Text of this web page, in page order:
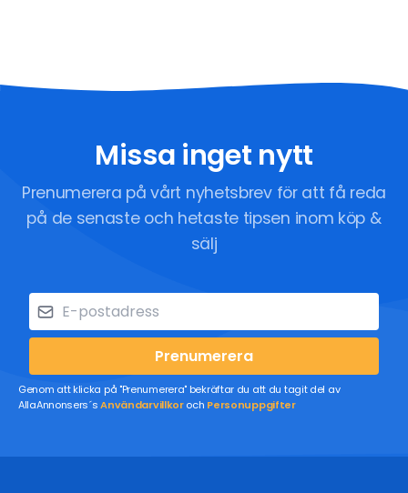
Missa inget nytt
Prenumerera på vårt nyhetsbrev för att få reda
på de senaste och hetaste tipsen inom köp &
sälj
Prenumerera
Genom att klicka på "Prenumerera" bekräftar du att du tagit del av
AllaAnnonsers´sAnvändarvillkoroch Personuppgifter